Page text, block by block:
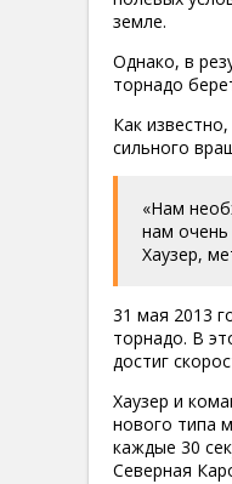
земле.
Однако, в
торнадо
Как
сильного
«Нам
нам
Хаузер,
31 мая 2013
торнадо. В
достиг
Хаузер и
нового типа
каждые 30
Северная